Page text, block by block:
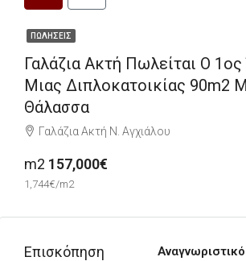
ΠΩΛΉΣΕΙΣ
Γαλάζια Ακτή Πωλείται Ο
Μιας Διπλοκατοικίας 90m2
Θάλασσα
Γαλάζια Ακτή Ν. Αγχιάλου
m2 157,000€
1,744€/m2
Επισκόπηση